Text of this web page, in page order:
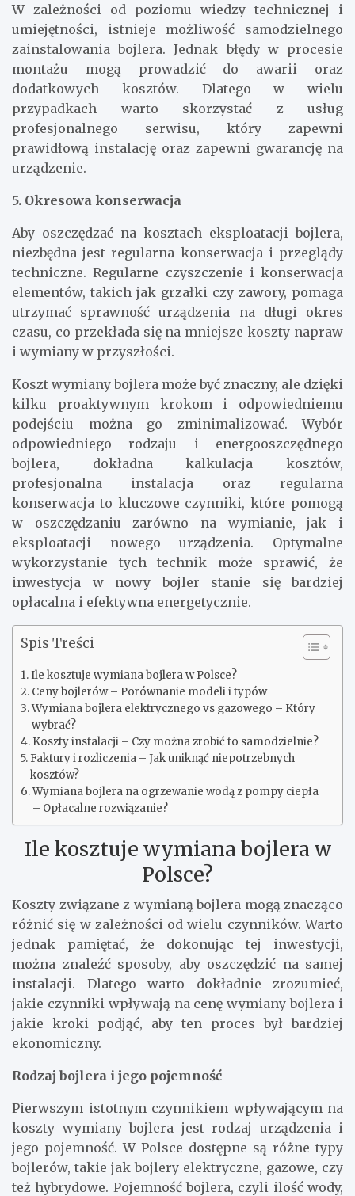
W zależności od poziomu wiedzy technicznej i
umiejętności, istnieje możliwość samodzielnego
zainstalowania bojlera. Jednak błędy w procesie
montażu mogą prowadzić do awarii oraz
dodatkowych kosztów. Dlatego w wielu
przypadkach warto skorzystać z usług
profesjonalnego serwisu, który zapewni
prawidłową instalację oraz zapewni gwarancję na
urządzenie.
5. Okresowa konserwacja
Aby oszczędzać na kosztach eksploatacji bojlera,
niezbędna jest regularna konserwacja i przeglądy
techniczne. Regularne czyszczenie i konserwacja
elementów, takich jak grzałki czy zawory, pomaga
utrzymać sprawność urządzenia na długi okres
czasu, co przekłada się na mniejsze koszty napraw
i wymiany w przyszłości.
Koszt wymiany bojlera może być znaczny, ale dzięki
kilku proaktywnym krokom i odpowiedniemu
podejściu można go zminimalizować. Wybór
odpowiedniego rodzaju i energooszczędnego
bojlera, dokładna kalkulacja kosztów,
profesjonalna instalacja oraz regularna
konserwacja to kluczowe czynniki, które pomogą
w oszczędzaniu zarówno na wymianie, jak i
eksploatacji nowego urządzenia. Optymalne
wykorzystanie tych technik może sprawić, że
inwestycja w nowy bojler stanie się bardziej
opłacalna i efektywna energetycznie.
Spis Treści
Ile kosztuje wymiana bojlera w Polsce?
Ceny bojlerów – Porównanie modeli i typów
Wymiana bojlera elektrycznego vs gazowego – Który
wybrać?
Koszty instalacji – Czy można zrobić to samodzielnie?
Faktury i rozliczenia – Jak uniknąć niepotrzebnych
kosztów?
Wymiana bojlera na ogrzewanie wodą z pompy ciepła
– Opłacalne rozwiązanie?
Ile kosztuje wymiana bojlera w
Polsce?
Koszty związane z wymianą bojlera mogą znacząco
różnić się w zależności od wielu czynników. Warto
jednak pamiętać, że dokonując tej inwestycji,
można znaleźć sposoby, aby oszczędzić na samej
instalacji. Dlatego warto dokładnie zrozumieć,
jakie czynniki wpływają na cenę wymiany bojlera i
jakie kroki podjąć, aby ten proces był bardziej
ekonomiczny.
Rodzaj bojlera i jego pojemność
Pierwszym istotnym czynnikiem wpływającym na
koszty wymiany bojlera jest rodzaj urządzenia i
jego pojemność. W Polsce dostępne są różne typy
bojlerów, takie jak bojlery elektryczne, gazowe, czy
też hybrydowe. Pojemność bojlera, czyli ilość wody,